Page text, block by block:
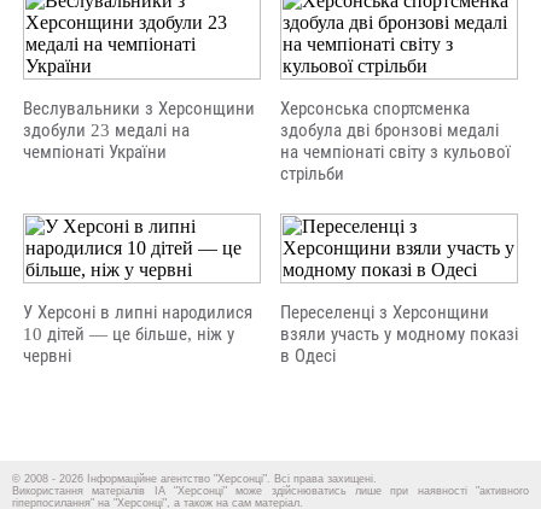
Веслувальники з Херсонщини
здобули 23 медалі на
чемпіонаті України
Херсонська спортсменка
здобула дві бронзові медалі
на чемпіонаті світу з кульової
стрільби
У Херсоні в липні народилися
10 дітей — це більше, ніж у
червні
Переселенці з Херсонщини
взяли участь у модному показі
в Одесі
© 2008 - 2026 Інформаційне агентство "Херсонці". Всі права захищені.
Використання матеріалів ІА "Херсонці" може здійснюватись лише при наявності "активного
гіперпосилання" на "Херсонці", а також на сам матеріал.